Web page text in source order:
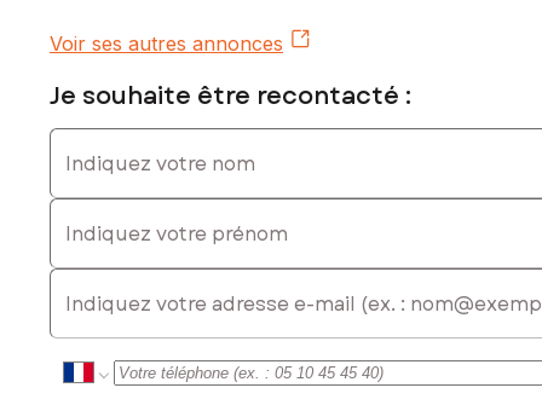
Voir ses autres annonces
Je souhaite être recontacté :
Indiquez votre nom
Indiquez votre prénom
E-mail